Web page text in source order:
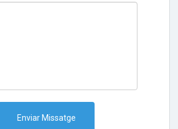
Enviar Missatge